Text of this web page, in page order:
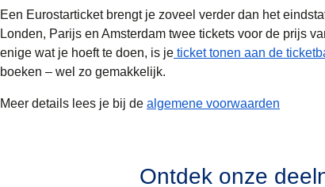
Een Eurostarticket brengt je zoveel verder dan het
Londen, Parijs en Amsterdam twee tickets voor de prijs
enige wat je hoeft te doen, is je ticket tonen aan de
boeken – wel zo gemakkelijk.
Meer details lees je bij de algemene voorwaarden
Ontdek onze